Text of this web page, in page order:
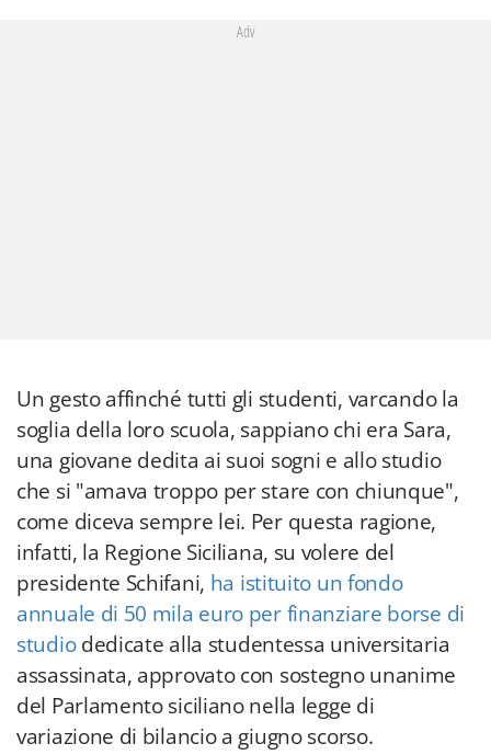
Adv
Un gesto affinché tutti gli studenti, varcando la
soglia della loro scuola, sappiano chi era Sara,
una giovane dedita ai suoi sogni e allo studio
che si "amava troppo per stare con chiunque",
come diceva sempre lei. Per questa ragione,
infatti, la Regione Siciliana, su volere del
presidente Schifani, ha istituito un fondo
annuale di 50 mila euro per finanziare borse di
studiodedicate alla studentessa universitaria
assassinata, approvato con sostegno unanime
del Parlamento siciliano nella legge di
variazione di bilancio a giugno scorso.